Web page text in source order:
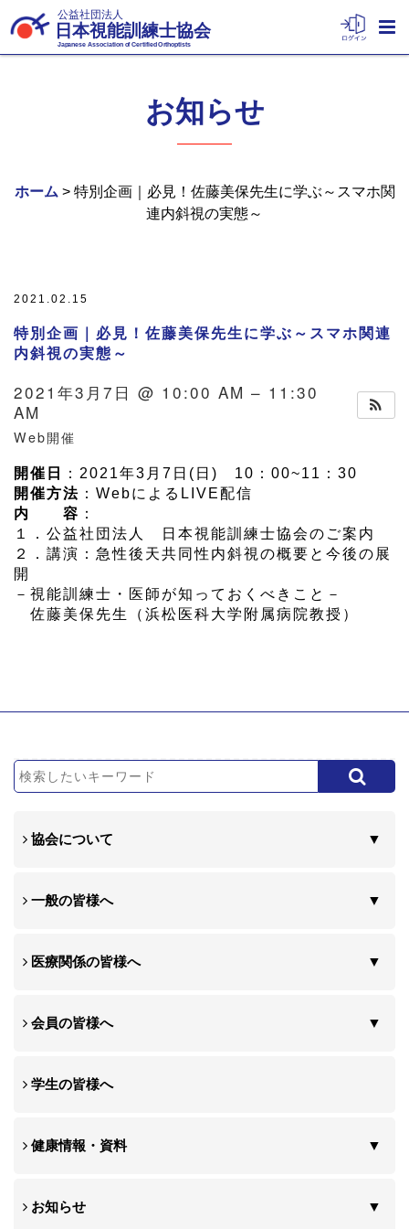
公益社団法人
日本視能訓練士協会
Japanese Association of Certified Orthoptists
お知らせ
ホーム > 特別企画｜必見！佐藤美保先生に学ぶ～スマホ関
連内斜視の実態～
2021.02.15
特別企画｜必見！佐藤美保先生に学ぶ～スマホ関連
内斜視の実態～
2021年3月7日 @ 10:00 AM – 11:30
AM
Web開催
開催日
：2021年3月7日(日) 10：00~11：30
開催方法 ：WebによるLIVE配信
内 容 ：
１．公益社団法人 日本視能訓練士協会のご案内
２．講演：急性後天共同性内斜視の概要と今後の展
開
－視能訓練士・医師が知っておくべきこと－
佐藤美保先生（浜松医科大学附属病院教授）
協会について
一般の皆様へ
医療関係の皆様へ
会員の皆様へ
学生の皆様へ
健康情報・資料
お知らせ